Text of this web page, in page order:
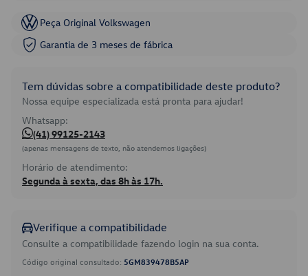
Peça Original Volkswagen
Garantia de 3 meses de fábrica
Tem dúvidas sobre a compatibilidade deste produto?
Nossa equipe especializada está pronta para ajudar!
Whatsapp:
(41) 99125-2143
(apenas mensagens de texto, não atendemos ligações)
Horário de atendimento:
Segunda à sexta, das 8h às 17h.
Verifique a compatibilidade
Consulte a compatibilidade fazendo login na sua conta.
Código original consultado: 5GM839478B5AP